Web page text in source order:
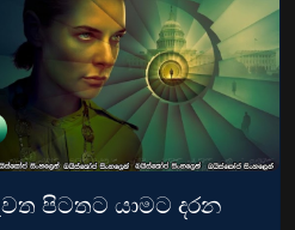
පිටතට යාමට දරන